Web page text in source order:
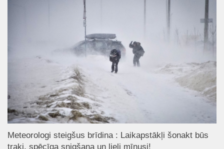
Meteorologi steigšus brīdina : Laikapstākļi šonakt būs
traki, spēcīga snigšana un lieli mīnusi!